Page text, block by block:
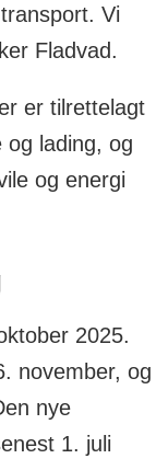
Vi
Fladvad.
er tilrettelagt
lading, og
og energi
2025.
november, og
nye
1. juli